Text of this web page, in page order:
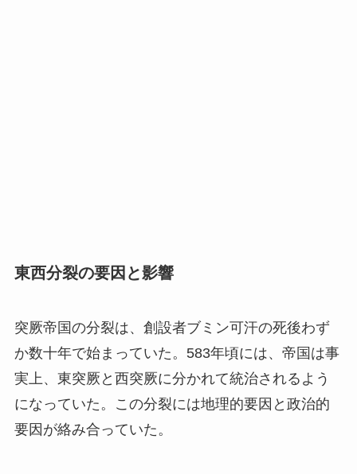
東西分裂の要因と影響
突厥帝国の分裂は、創設者ブミン可汗の死後わず
か数十年で始まっていた。583年頃には、帝国は事
実上、東突厥と西突厥に分かれて統治されるよう
になっていた。この分裂には地理的要因と政治的
要因が絡み合っていた。